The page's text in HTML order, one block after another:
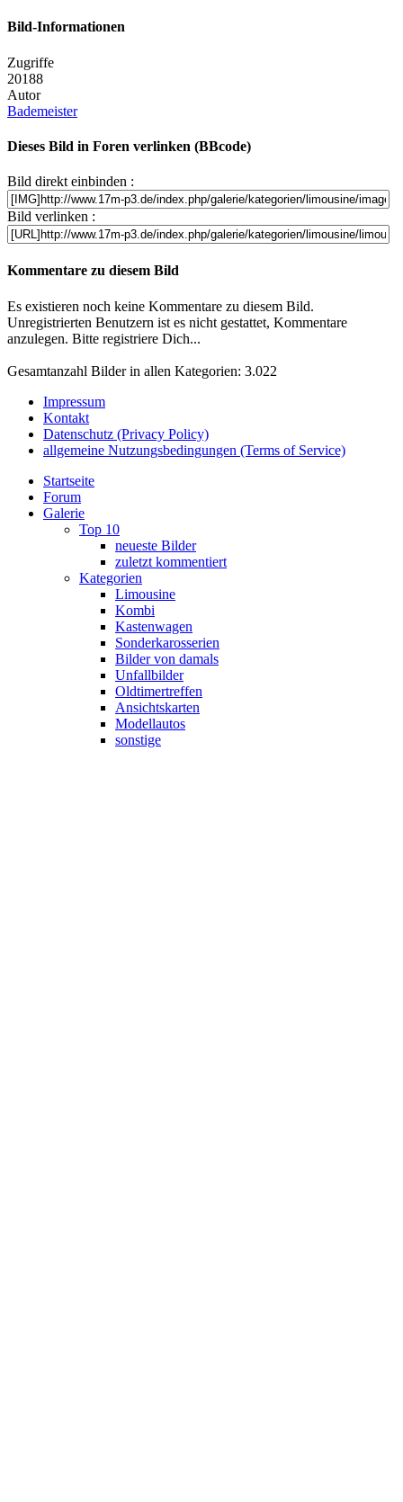
Bild-Informationen
Zugriffe
20188
Autor
Bademeister
Dieses Bild in Foren verlinken (BBcode)
Bild direkt einbinden :
Bild verlinken :
Kommentare zu diesem Bild
Es existieren noch keine Kommentare zu diesem Bild.
Unregistrierten Benutzern ist es nicht gestattet, Kommentare
anzulegen. Bitte registriere Dich...
Gesamtanzahl Bilder in allen Kategorien: 3.022
Impressum
Kontakt
Datenschutz (Privacy Policy)
allgemeine Nutzungsbedingungen (Terms of Service)
Startseite
Forum
Galerie
Top 10
neueste Bilder
zuletzt kommentiert
Kategorien
Limousine
Kombi
Kastenwagen
Sonderkarosserien
Bilder von damals
Unfallbilder
Oldtimertreffen
Ansichtskarten
Modellautos
sonstige